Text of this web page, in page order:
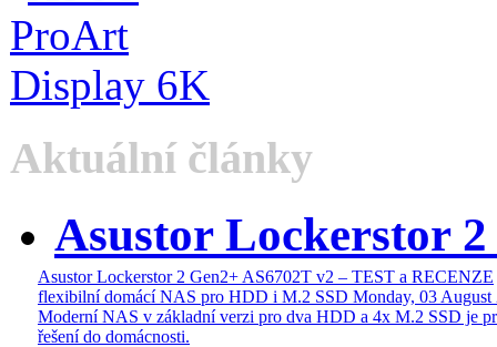
Aktuální články
Asustor Lockerstor
Asustor Lockerstor 2 Gen2+ AS6702T v2 – TEST a RECENZE
flexibilní domácí NAS pro HDD i M.2 SSD Monday, 03 August
Moderní NAS v základní verzi pro dva HDD a 4x M.2 SSD je
řešení do domácnosti.